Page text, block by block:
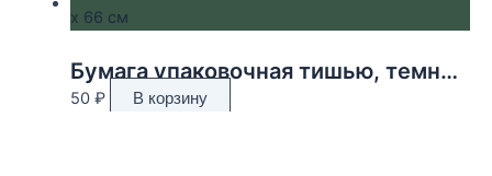
Бумага упаковочная тишью, темно-зелёная, 50 х 66 см
50 ₽ В корзину